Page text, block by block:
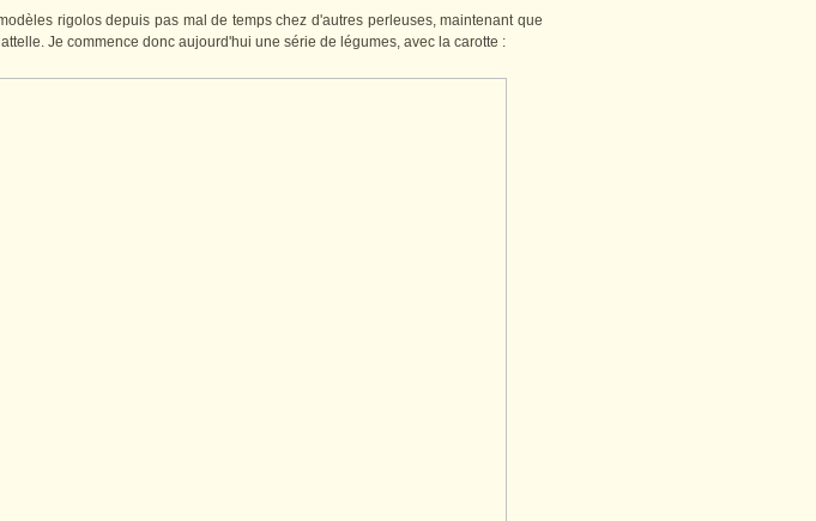
rigolos depuis pas mal de temps chez d'autres perleuses, maintenant que
Je commence donc aujourd'hui une série de légumes, avec la carotte :